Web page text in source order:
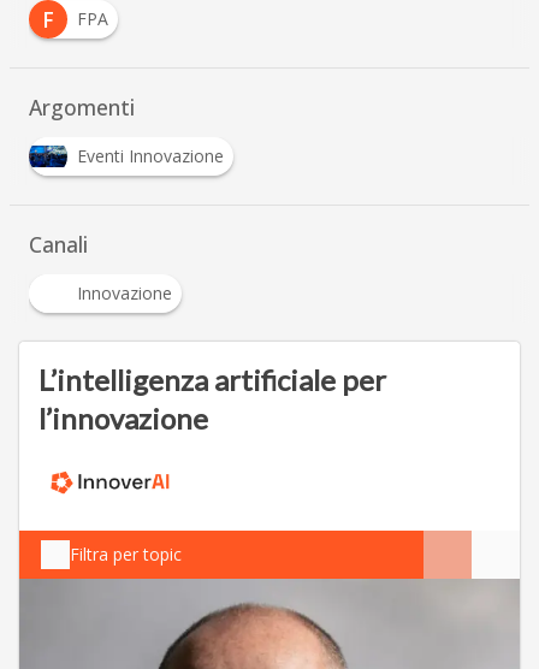
F
FPA
Argomenti
Eventi Innovazione
Canali
Innovazione
L’intelligenza artificiale per
l’innovazione
Filtra per topic